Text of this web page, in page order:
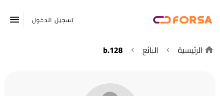
تسجيل الدخول
الرئيسية البائع b.128